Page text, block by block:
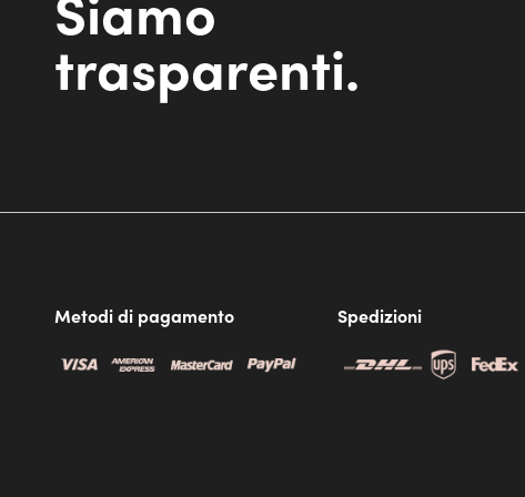
trasparenti.
Metodi di pagamento Spedizioni